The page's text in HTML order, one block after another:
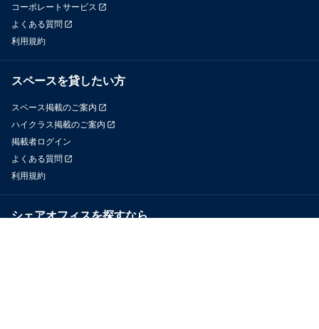
コーポレートサービス
よくある質問
利用規約
スペースを貸したい方
スペース掲載のご案内
ハイクラス掲載のご案内
掲載者ログイン
よくある質問
利用規約
シェアオフィスを探すなら